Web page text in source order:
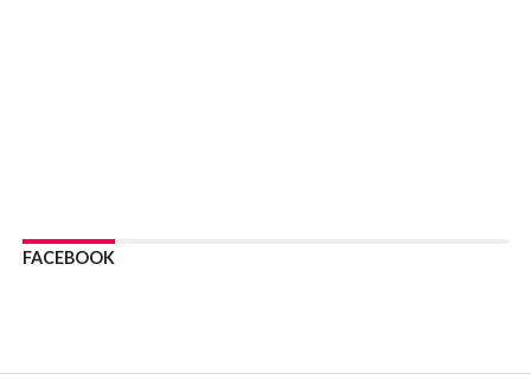
NOWY WIŚNICZ. Od poniedziałku ulica Lipnicka w Nowym
Wiśniczu będzie nieprzejezdna
FACEBOOK